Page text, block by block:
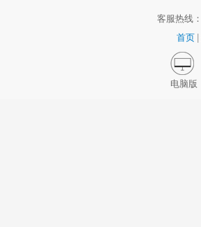
客服热线：
首页
电脑版